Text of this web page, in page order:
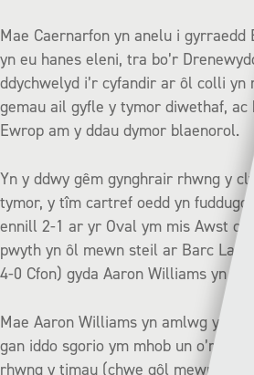
Mae Caernarfon yn anelu i gyrraedd
yn eu hanes eleni, tra bo’r
ddychwelyd i’r cyfandir ar ôl colli yn
gemau ail gyfle y tymor diwethaf, ac
Ewrop am y ddau dymor blaenorol.
Yn y ddwy gêm gynghrair rhwng y
tymor, y tîm cartref oedd yn fuddugol
ennill 2-1 ar yr Oval ym mis Awst cyn
pwyth yn ôl mewn steil ar Barc
4-0 Cfon) gyda Aaron Williams yn
Mae Aaron Williams yn amlwg yn
gan iddo sgorio ym mhob un o’r
rhwng y timau (chwe gôl mewn